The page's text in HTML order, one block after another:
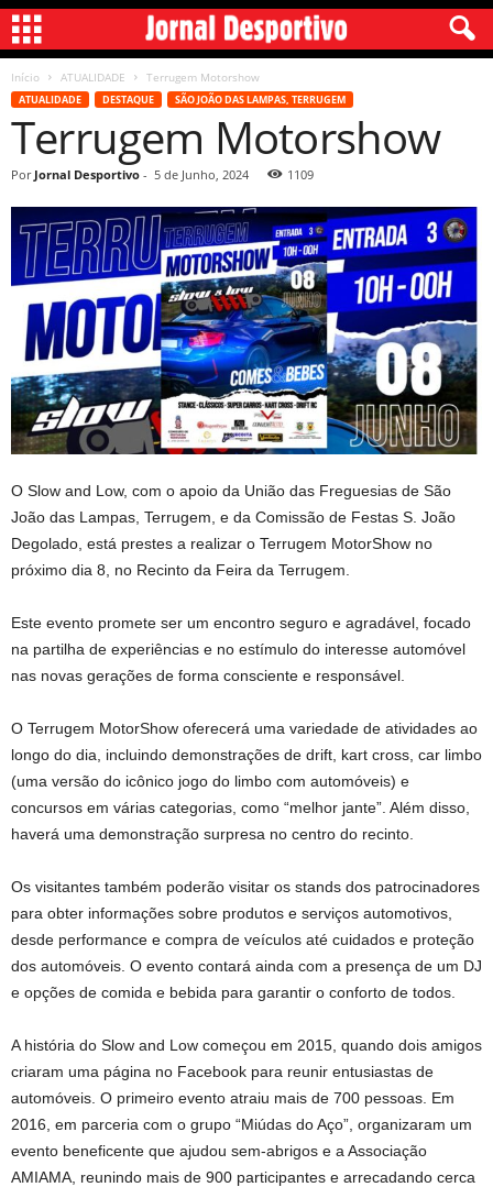
Início ATUALIDADE Terrugem Motorshow
ATUALIDADE DESTAQUE SÃO JOÃO DAS LAMPAS, TERRUGEM
Terrugem Motorshow
Por Jornal Desportivo - 5 de Junho, 2024 1109
O Slow and Low, com o apoio da União das Freguesias de São
João das Lampas, Terrugem, e da Comissão de Festas S. João
Degolado, está prestes a realizar o Terrugem MotorShow no
próximo dia 8, no Recinto da Feira da Terrugem.
Este evento promete ser um encontro seguro e agradável, focado
na partilha de experiências e no estímulo do interesse automóvel
nas novas gerações de forma consciente e responsável.
O Terrugem MotorShow oferecerá uma variedade de atividades ao
longo do dia, incluindo demonstrações de drift, kart cross, car limbo
(uma versão do icônico jogo do limbo com automóveis) e
concursos em várias categorias, como “melhor jante”. Além disso,
haverá uma demonstração surpresa no centro do recinto.
Os visitantes também poderão visitar os stands dos patrocinadores
para obter informações sobre produtos e serviços automotivos,
desde performance e compra de veículos até cuidados e proteção
dos automóveis. O evento contará ainda com a presença de um DJ
e opções de comida e bebida para garantir o conforto de todos.
A história do Slow and Low começou em 2015, quando dois amigos
criaram uma página no Facebook para reunir entusiastas de
automóveis. O primeiro evento atraiu mais de 700 pessoas. Em
2016, em parceria com o grupo “Miúdas do Aço”, organizaram um
evento beneficente que ajudou sem-abrigos e a Associação
AMIAMA, reunindo mais de 900 participantes e arrecadando cerca